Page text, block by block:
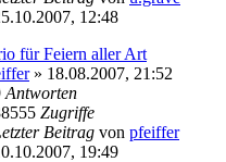
12:48
für Feiern aller Art
» 18.08.2007, 21:52
Antworten
Zugriffe
Beitrag von pfeiffer
19:49